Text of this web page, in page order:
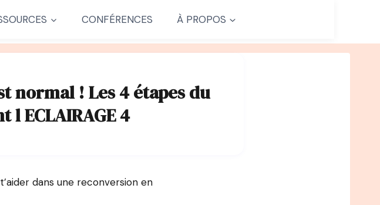
CONFÉRENCES À PROPOS
normal ! Les 4 étapes du
l ECLAIRAGE 4
dans une reconversion en